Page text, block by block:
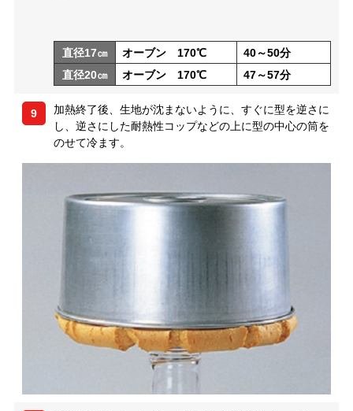
直径17㎝ オーブン 170℃
40～50分
直径20㎝
オーブン 170℃ 47～57分
9
加熱終了後、生地が沈まないように、すぐに型を逆さに
し、逆さにした耐熱性コップなどの上に型の中心の筒を
のせて冷ます。